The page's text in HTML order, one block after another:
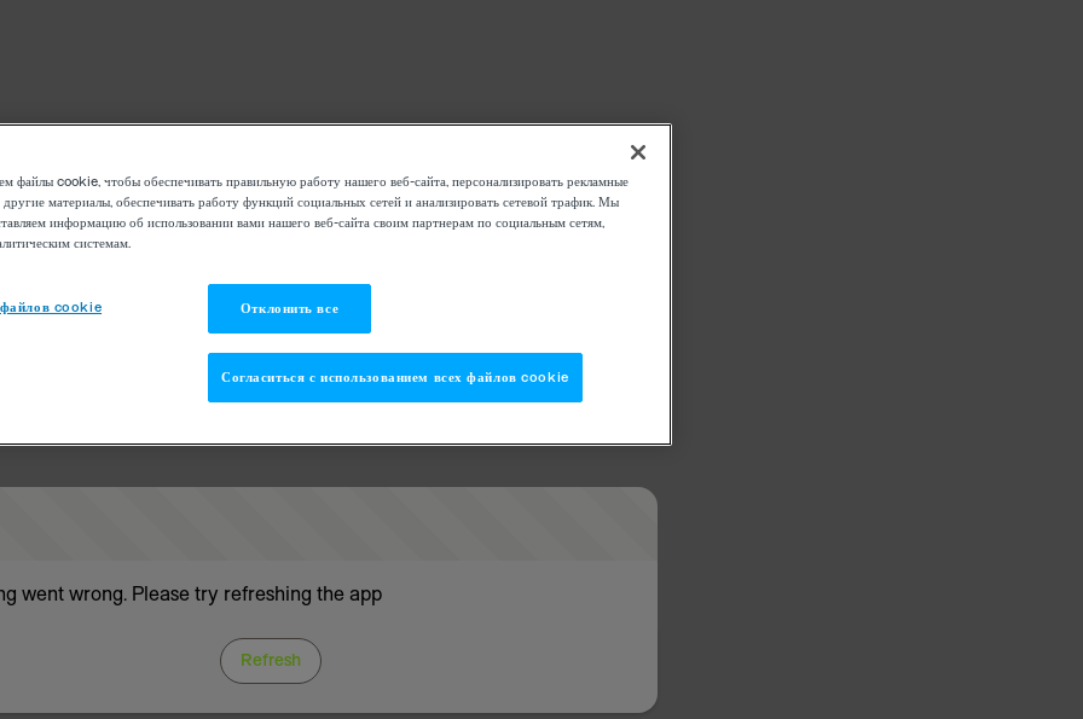
went wrong. Please try refreshing the app
Refresh
файлы cookie, чтобы обеспечивать правильную работу нашего веб-сайта, персонализировать рекламные
другие материалы, обеспечивать работу функций социальных сетей и анализировать сетевой трафик. Мы
информацию об использовании вами нашего веб-сайта своим партнерам по социальным сетям,
системам.
cookie Отклонить все
Согласиться с использованием всех файлов cookie